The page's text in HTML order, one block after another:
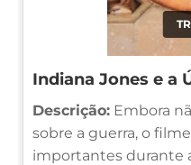
Indiana Jones e a
Descrição: Embora
sobre a guerra, o
importantes durante